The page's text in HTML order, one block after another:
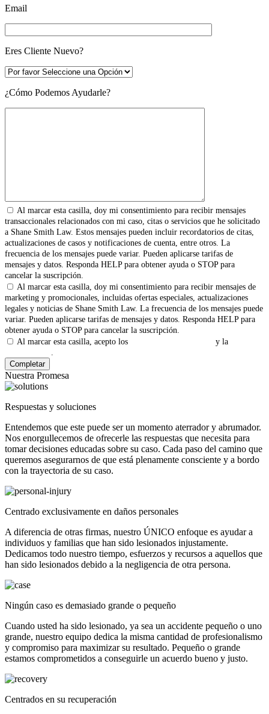
Email
Eres Cliente Nuevo?
¿Cómo Podemos Ayudarle?
Al marcar esta casilla, doy mi consentimiento para recibir mensajes
transaccionales relacionados con mi caso, citas o servicios que he solicitado
a Shane Smith Law. Estos mensajes pueden incluir recordatorios de citas,
actualizaciones de casos y notificaciones de cuenta, entre otros. La
frecuencia de los mensajes puede variar. Pueden aplicarse tarifas de
mensajes y datos. Responda HELP para obtener ayuda o STOP para
cancelar la suscripción.
Al marcar esta casilla, doy mi consentimiento para recibir mensajes de
marketing y promocionales, incluidas ofertas especiales, actualizaciones
legales y noticias de Shane Smith Law. La frecuencia de los mensajes puede
variar. Pueden aplicarse tarifas de mensajes y datos. Responda HELP para
obtener ayuda o STOP para cancelar la suscripción.
Al marcar esta casilla, acepto los
y la
.
Nuestra Promesa
Respuestas y soluciones
Entendemos que este puede ser un momento aterrador y abrumador.
Nos enorgullecemos de ofrecerle las respuestas que necesita para
tomar decisiones educadas sobre su caso. Cada paso del camino que
queremos asegurarnos de que está plenamente consciente y a bordo
con la trayectoria de su caso.
Centrado exclusivamente en daños personales
A diferencia de otras firmas, nuestro ÚNICO enfoque es ayudar a
individuos y familias que han sido lesionados injustamente.
Dedicamos todo nuestro tiempo, esfuerzos y recursos a aquellos que
han sido lesionados debido a la negligencia de otra persona.
Ningún caso es demasiado grande o pequeño
Cuando usted ha sido lesionado, ya sea un accidente pequeño o uno
grande, nuestro equipo dedica la misma cantidad de profesionalismo
y compromiso para maximizar su resultado. Pequeño o grande
estamos comprometidos a conseguirle un acuerdo bueno y justo.
Centrados en su recuperación